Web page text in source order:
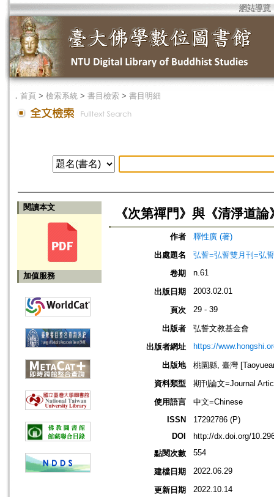
網站導覽
． 首頁 > 檢索系統 > 書目檢索 > 書目明細
閱讀本文
加值服務
《次第禪門》與《清淨道
作者
釋性廣 (著)
出處題名
弘誓=弘誓雙月刊=弘
卷期
n.61
出版日期 2003.02.01
頁次 29 - 39
出版者
弘誓文教基金會
出版者網址
https://
出版地
桃園縣, 臺灣
資料類型
期刊論文=Journal
使用語言
中文=Chinese
ISSN
17292786 (P)
DOI
http://dx.doi.org/
點閱次數
554
建檔日期 2022.06.29
更新日期 2022.10.14